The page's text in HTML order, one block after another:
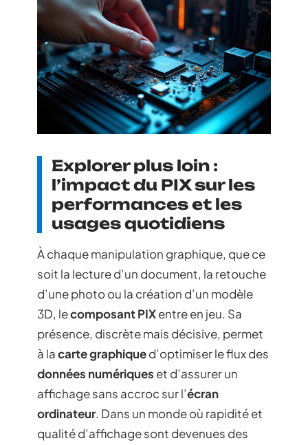
Explorer plus loin :
l’impact du PIX sur les
performances et les
usages quotidiens
À chaque manipulation graphique, que ce
soit la lecture d’un document, la retouche
d’une photo ou la création d’un modèle
3D, lecomposant PIXentre en jeu. Sa
présence, discrète mais décisive, permet
à lacarte graphiqued’optimiser le flux des
données numériques et d’assurer un
affichage sans accroc sur l’écran
ordinateur. Dans un monde où rapidité et
qualité d’affichage sont devenues des